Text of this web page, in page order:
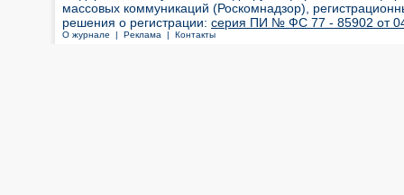
массовых коммуникаций (Роскомнадзор),
решения о регистрации: серия ПИ № ФС 77 - 85902 от 04
О журнале | Реклама | Контакты